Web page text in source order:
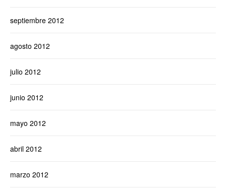
septiembre 2012
agosto 2012
julio 2012
junio 2012
mayo 2012
abril 2012
marzo 2012